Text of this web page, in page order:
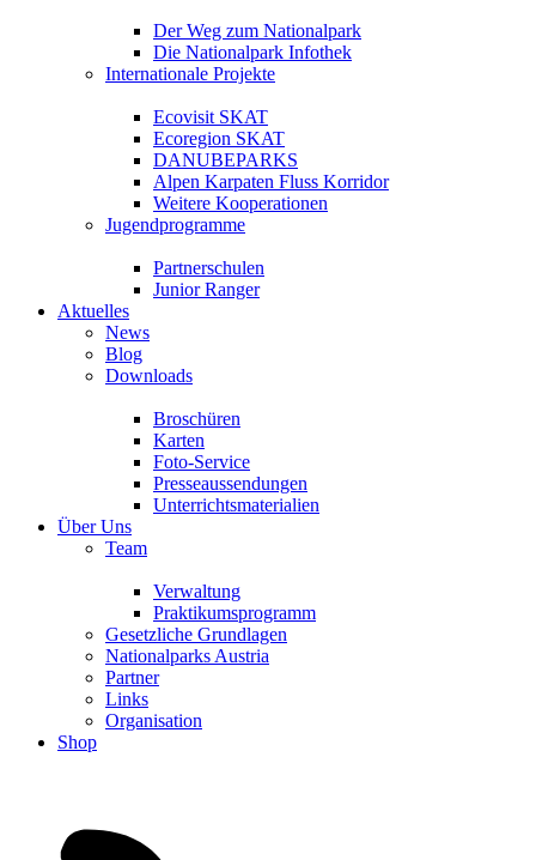
Der Weg zum Nationalpark
Die Nationalpark Infothek
Internationale Projekte
Ecovisit SKAT
Ecoregion SKAT
DANUBEPARKS
Alpen Karpaten Fluss Korridor
Weitere Kooperationen
Jugendprogramme
Partnerschulen
Junior Ranger
Aktuelles
News
Blog
Downloads
Broschüren
Karten
Foto-Service
Presseaussendungen
Unterrichtsmaterialien
Über Uns
Team
Verwaltung
Praktikumsprogramm
Gesetzliche Grundlagen
Nationalparks Austria
Partner
Links
Organisation
Shop